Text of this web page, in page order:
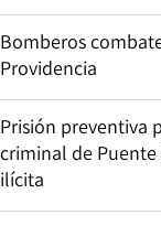
Bomberos
Providencia
Prisión preventiva
criminal de
ilícita